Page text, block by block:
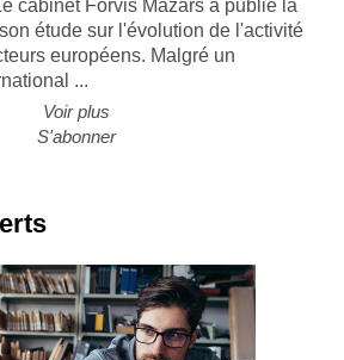
cabinet Forvis Mazars a publié la
étude sur l'évolution de l'activité
européens. Malgré un
Voir plus